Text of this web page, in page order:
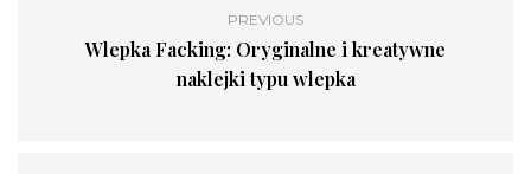
PREVIOUS
Wlepka Facking: Oryginalne i kreatywne
naklejki typu wlepka